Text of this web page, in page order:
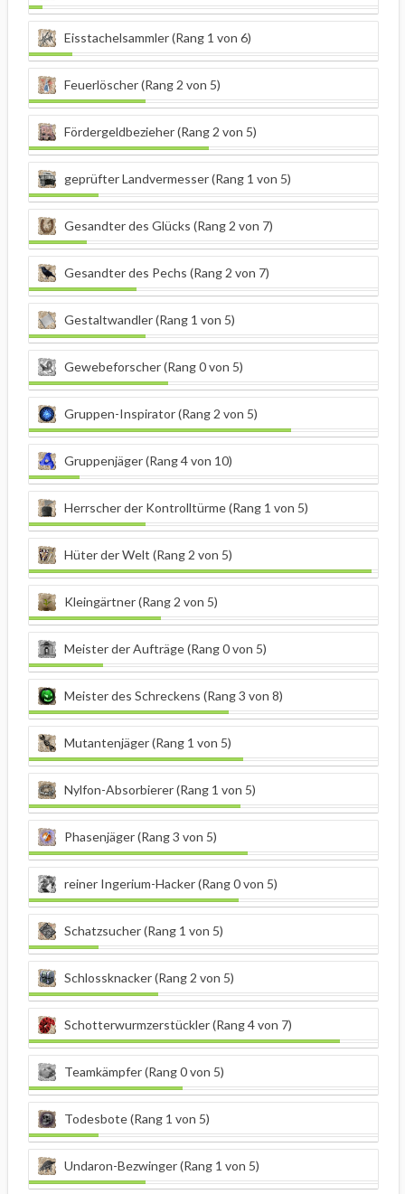
Eisstachelsammler (Rang 1 von 6)
Feuerlöscher (Rang 2 von 5)
Fördergeldbezieher (Rang 2 von 5)
geprüfter Landvermesser (Rang 1 von 5)
Gesandter des Glücks (Rang 2 von 7)
Gesandter des Pechs (Rang 2 von 7)
Gestaltwandler (Rang 1 von 5)
Gewebeforscher (Rang 0 von 5)
Gruppen-Inspirator (Rang 2 von 5)
Gruppenjäger (Rang 4 von 10)
Herrscher der Kontrolltürme (Rang 1 von 5)
Hüter der Welt (Rang 2 von 5)
Kleingärtner (Rang 2 von 5)
Meister der Aufträge (Rang 0 von 5)
Meister des Schreckens (Rang 3 von 8)
Mutantenjäger (Rang 1 von 5)
Nylfon-Absorbierer (Rang 1 von 5)
Phasenjäger (Rang 3 von 5)
reiner Ingerium-Hacker (Rang 0 von 5)
Schatzsucher (Rang 1 von 5)
Schlossknacker (Rang 2 von 5)
Schotterwurmzerstückler (Rang 4 von 7)
Teamkämpfer (Rang 0 von 5)
Todesbote (Rang 1 von 5)
Undaron-Bezwinger (Rang 1 von 5)